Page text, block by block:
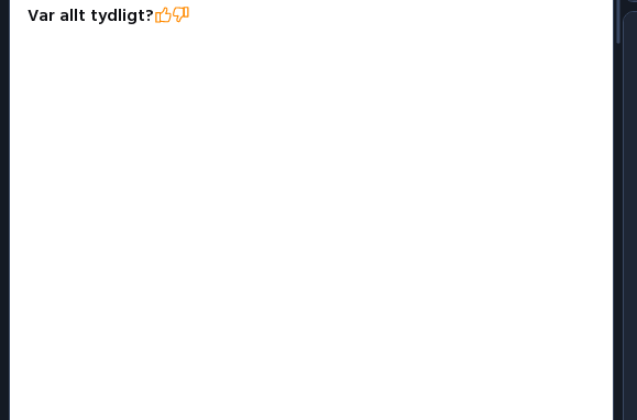
Var allt tydligt?